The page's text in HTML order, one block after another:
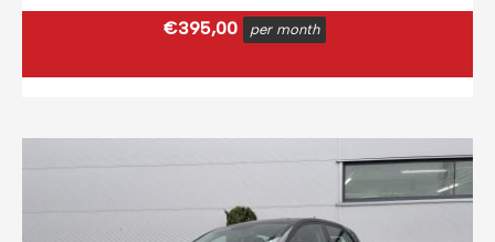
€395,00 per month
Prijs op basis van 2000 km per month.